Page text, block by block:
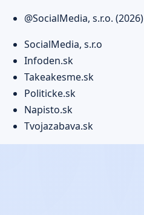
@SocialMedia, s.r.o. (2026)
SocialMedia, s.r.o
Infoden.sk
Takeakesme.sk
Politicke.sk
Napisto.sk
Tvojazabava.sk